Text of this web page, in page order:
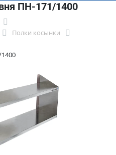
ПН-171/1400
Полки косынки